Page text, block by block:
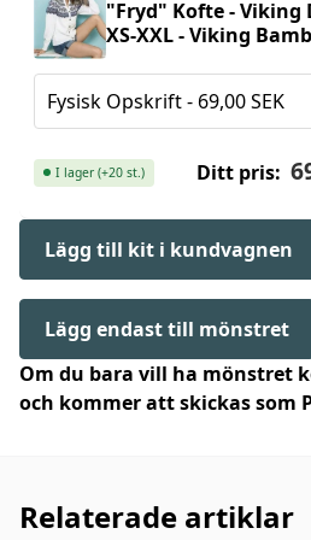
"Fryd" Kofte - Viking
XS-XXL - Viking
Ditt pris:
I lager (+20 st.)
Lägg till kit i kundvagnen
Lägg endast till mönstret
Om du bara vill ha mönstret
och kommer att skickas som
Relaterade artiklar